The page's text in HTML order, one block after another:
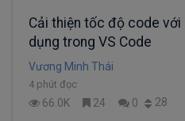
Cải thiện tốc độ code
dụng trong VS Code
Vương Minh Thái
4 phút đọc
66.0K 24 0 28